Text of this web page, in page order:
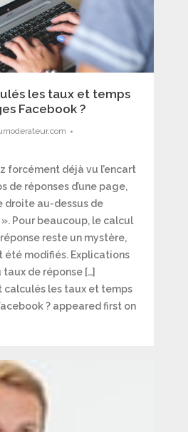
les taux et temps
Facebook ?
forcément déjà vu l’encart
de réponses d’une page,
droite au-dessus de
Pour beaucoup, le calcul
reste un mystère,
été modifiés. Explications
de réponse […]
calculés les taux et temps
? appeared first on